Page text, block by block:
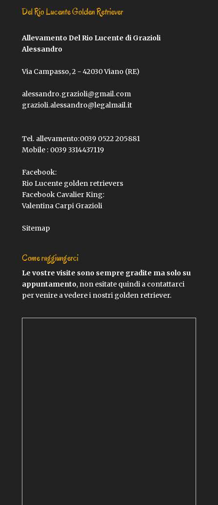
Del Rio Lucente Golden Retriever
Allevamento Del Rio Lucente di Grazioli
Alessandro
Via Campasso, 2 - 42030 Viano (RE)
alessandro.grazioli@gmail.com
grazioli.alessandro@legalmail.it
Tel. allevamento:0039 0522 205881
Mobile : 0039 3314437119
Facebook:
Rio Lucente golden retrievers
Facebook Cavalier King:
Valentina Carpi Grazioli
Sitemap
Come raggiungerci
Le vostre visite sono sempre gradite ma solo su
appuntamento, non esitate quindi a contattarci
per venire a vedere i nostri golden retriever.